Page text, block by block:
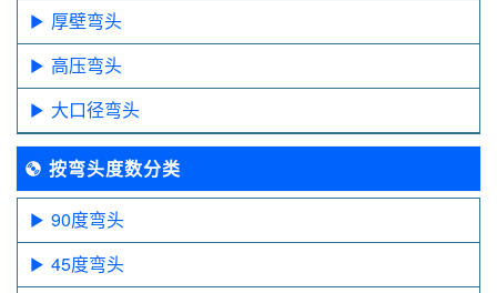
厚壁弯头
高压弯头
大口径弯头
按弯头度数分类
90度弯头
45度弯头